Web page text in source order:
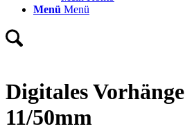
Menü Menü
Digitales
11/50mm